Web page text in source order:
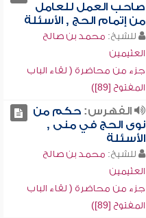
صاحب العمل للعامل
من إتمام الحج , الأسئلة
للشيخ: محمد بن صالح
العثيمين
جزء من محاضرة ( لقاء الباب
المفتوح [89])
الفهرس:حكم من
نوى الحج في منى ,
الأسئلة
للشيخ: محمد بن صالح
العثيمين
جزء من محاضرة ( لقاء الباب
المفتوح [89])